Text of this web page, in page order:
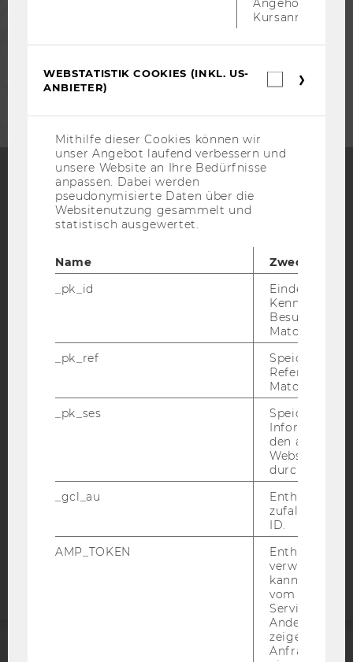
UNTERNEHMEN
FacebookInstagramBlog
Bluesky
BARRIEREFREIHEITSERKLÄRUNG WEBSEITE
DATENSCHUTZERKLÄRUNG
DATENSCHUTZERKLÄRUNG SOCIAL MEDIA
STUDIENBEWERBER*INNEN UND STUDIERENDE
Barrierefreiheitserklärung
Angehörige/r für
Kursanmeldung.
WEBSTATISTIK COOKIES (INKL. US-
ANBIETER)
Mithilfe dieser Cookies können wir
unser Angebot laufend verbessern und
unsere Website an Ihre Bedürfnisse
anpassen. Dabei werden
pseudonymisierte Daten über die
Websitenutzung gesammelt und
statistisch ausgewertet.
Name
Zweck
_pk_id
Eindeutige
Besuchers
Matomo.
_pk_ref
Speicherung
Referrers
Matomo.
_pk_ses
Speicherung
den aktuellen
durch
_gcl_au
Enthält eine
ID.
AMP_TOKEN
Enthält ein
verwendet
kann, um
vom AMP-
Service
Andere
zeigen Opt-
Anfrage im